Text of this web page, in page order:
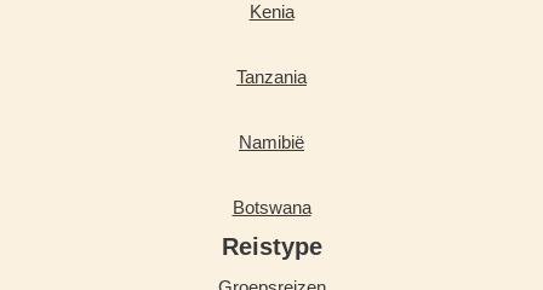
Kenia
Tanzania
Namibië
Botswana
Reistype